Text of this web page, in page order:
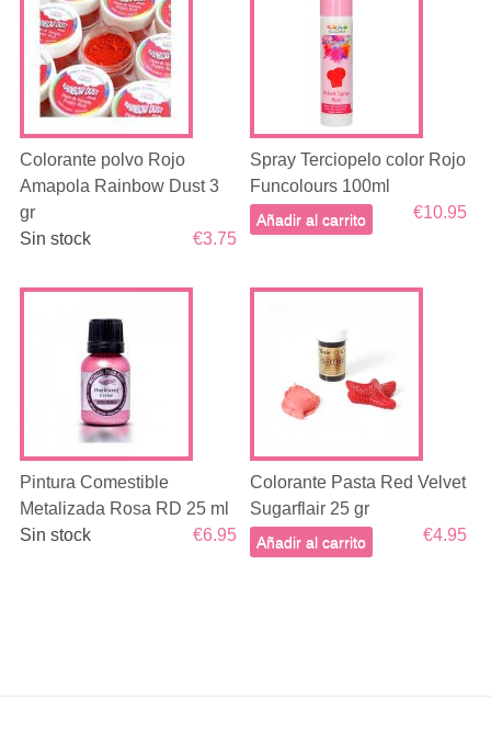
Colorante polvo Rojo
Amapola Rainbow Dust 3
gr
€3.75
Sin stock
Spray Terciopelo color Rojo
Funcolours 100ml
€10.95
Añadir al carrito
Pintura Comestible
Metalizada Rosa RD 25 ml
€6.95
Sin stock
Colorante Pasta Red Velvet
Sugarflair 25 gr
€4.95
Añadir al carrito